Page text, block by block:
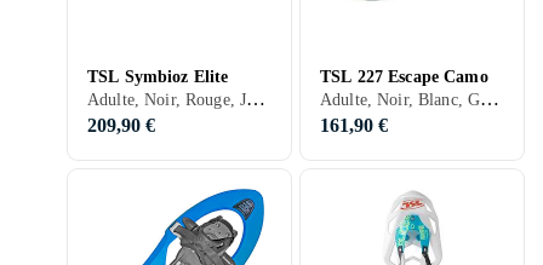
TSL Symbioz Elite
Adulte, Noir, Rouge, Jaune
209,90 €
TSL 227 Escape Camo
Adulte, Noir, Blanc, Gris, Bleu
161,90 €